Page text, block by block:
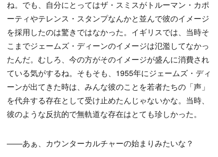
ね。でも、自分にとってはザ・スミスがトルーマン・カポ
ーティやテレンス・スタンプなんかと並んで彼のイメージ
を採用したのは驚きではなかった。イギリスでは、当時そ
こまでジェームズ・ディーンのイメージは氾濫してなかっ
たんだ。むしろ、今の方がそのイメージが盛んに消費され
ている気がするね。そもそも、1955年にジェームズ・ディ
ーンが出てきた時は、みんな彼のことを若者たちの「声」
を代弁する存在として受け止めたんじゃないかな。当時、
彼のような反抗的で無軌道な存在はとても珍しかった。
——あぁ、カウンターカルチャーの始まりみたいな？